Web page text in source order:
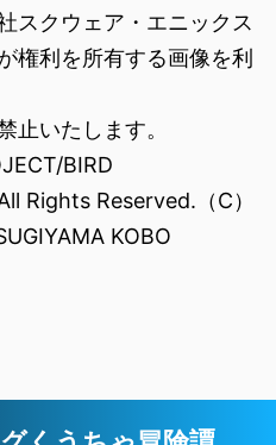
スクウェア・エニックス
権利を所有する画像を利
止いたします。
BIRD
Rights Reserved.（C）
KOBO